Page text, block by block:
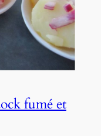
fumé et